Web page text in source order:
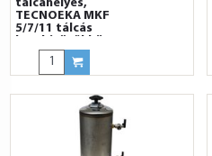
tálcahelyes,
TECNOEKA MKF
5/7/11 tálcás